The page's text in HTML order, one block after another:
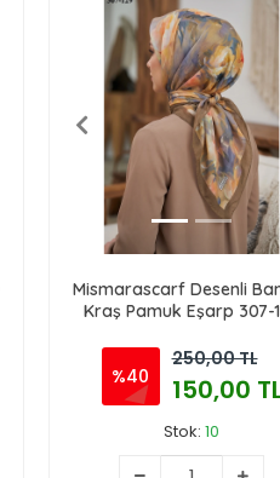
Mismarascarf Desenli
Kraş Pamuk Eşarp 307-
%40
250,00 TL
150,00
Stok: 10